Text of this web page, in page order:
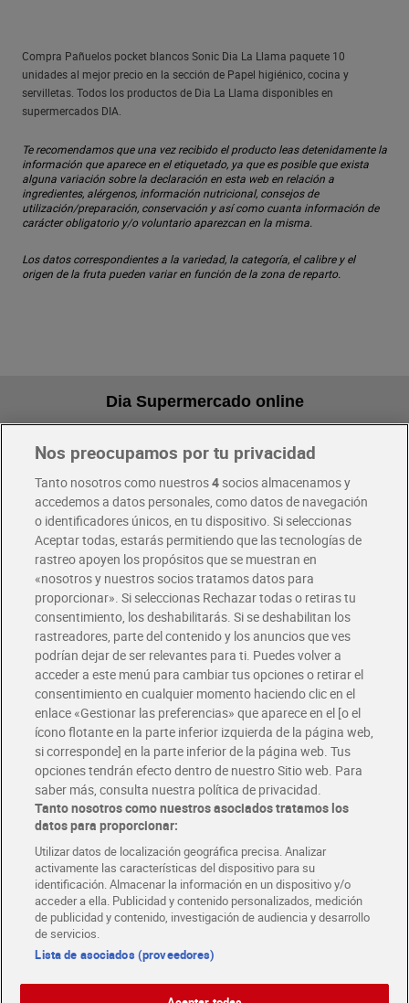
Compra Pañuelos pocket blancos Sonic Dia La Llama paquete 10
unidades al mejor precio en la sección de Papel higiénico, cocina y
servilletas. Todos los productos de Dia La Llama disponibles en
supermercados DIA.
Te recomendamos que una vez recibido el producto leas detenidamente la
información que aparece en el etiquetado, ya que es posible que exista
alguna variación sobre la declaración en esta web en relación a
ingredientes, alérgenos, información nutricional, consejos de
utilización/preparación, conservación y así como cuanta información de
carácter obligatorio y/o voluntario aparezcan en la misma.
Los datos correspondientes a la variedad, la categoría, el calibre y el
origen de la fruta pueden variar en función de la zona de reparto.
Dia Supermercado online
Pide hoy, recibe hoy
Envío gratis por compras superiores a 100€
Envío estandar por 4,99€
Glovo y Uber Eats
Solicita tu factura de Glovo o Uber Eats
Únete al CLUB Dia
Disfruta las ventajas y ofertas exclusivas.
Descárgate la APP Dia
Folletos y Tiendas
Descubre las mejores ofertas y busca tu tienda más cercana
Tarjeta MaX Dia
Te devuelve hasta 8€/mes de tus compras.
¡Solicita tu tarjeta de crédito aquí!
COMER MEJOR CADA DIA
COLABORA CON DIA ABRE TU TIENDA DIA CORPORATE
Nos preocupamos por tu privacidad
Tanto nosotros como nuestros4socios almacenamos y
accedemos a datos personales, como datos de navegación
o identificadores únicos, en tu dispositivo. Si seleccionas
Aceptar todas, estarás permitiendo que las tecnologías de
rastreo apoyen los propósitos que se muestran en
«nosotros y nuestros socios tratamos datos para
proporcionar». Si seleccionas Rechazar todas o retiras tu
consentimiento, los deshabilitarás. Si se deshabilitan los
rastreadores, parte del contenido y los anuncios que ves
podrían dejar de ser relevantes para ti. Puedes volver a
acceder a este menú para cambiar tus opciones o retirar el
consentimiento en cualquier momento haciendo clic en el
enlace «Gestionar las preferencias» que aparece en el [o el
ícono flotante en la parte inferior izquierda de la página web,
si corresponde] en la parte inferior de la página web. Tus
opciones tendrán efecto dentro de nuestro Sitio web. Para
saber más, consulta nuestra política de privacidad.
Tanto nosotros como nuestros asociados tratamos los
datos para proporcionar:
Utilizar datos de localización geográfica precisa. Analizar
activamente las características del dispositivo para su
identificación. Almacenar la información en un dispositivo y/o
acceder a ella. Publicidad y contenido personalizados, medición
de publicidad y contenido, investigación de audiencia y desarrollo
de servicios.
Lista de asociados (proveedores)